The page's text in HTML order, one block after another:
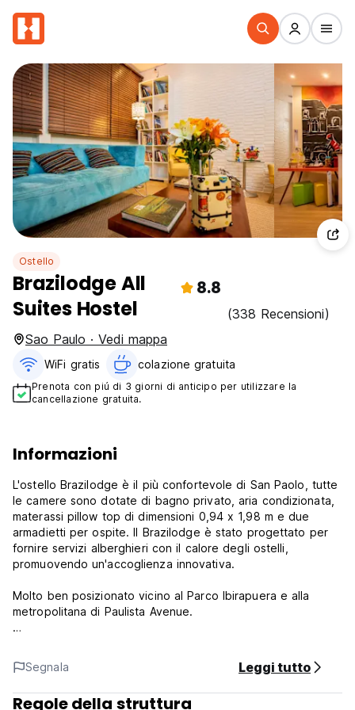
Ostello
Brazilodge All
Suites Hostel
8.8
(338 Recensioni)
Sao Paulo · Vedi mappa
WiFi gratis colazione gratuita‎
Prenota con piú di 3 giorni di anticipo per utilizzare la
cancellazione gratuita.
Informazioni
L'ostello Brazilodge è il più confortevole di San Paolo, tutte
le camere sono dotate di bagno privato, aria condizionata,
materassi pillow top di dimensioni 0,94 x 1,98 m e due
armadietti per ospite. Il Brazilodge è stato progettato per
fornire servizi alberghieri con il calore degli ostelli,
promuovendo un'accoglienza innovativa.
Molto ben posizionato vicino al Parco Ibirapuera e alla
metropolitana di Paulista Avenue.
colazione incluse, parcheggio, internet WI-FI, reception 24
ore su 24 e altro ancora.
Se dovete cancellare la vostra prenotazione, dovete farlo
Segnala Leggi tutto
Regole della struttura